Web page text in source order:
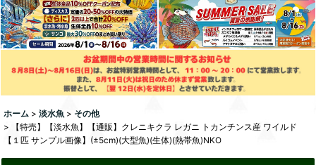
ホーム > 淡水魚 > その他
>
【特売】【淡水魚】【通販】クレニキクラ レガニ トカンチンス産 ワイルド
【１匹 サンプル画像】(±5cm)(大型魚)(生体)(熱帯魚)NKO